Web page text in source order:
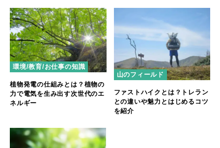
環境/教育/お仕事の知識
植物発電の仕組みとは？植物の
力で電気を生み出す次世代のエ
ネルギー
山のフィールド
ファストハイクとは？トレラン
との違いや魅力とはじめるコツ
を紹介